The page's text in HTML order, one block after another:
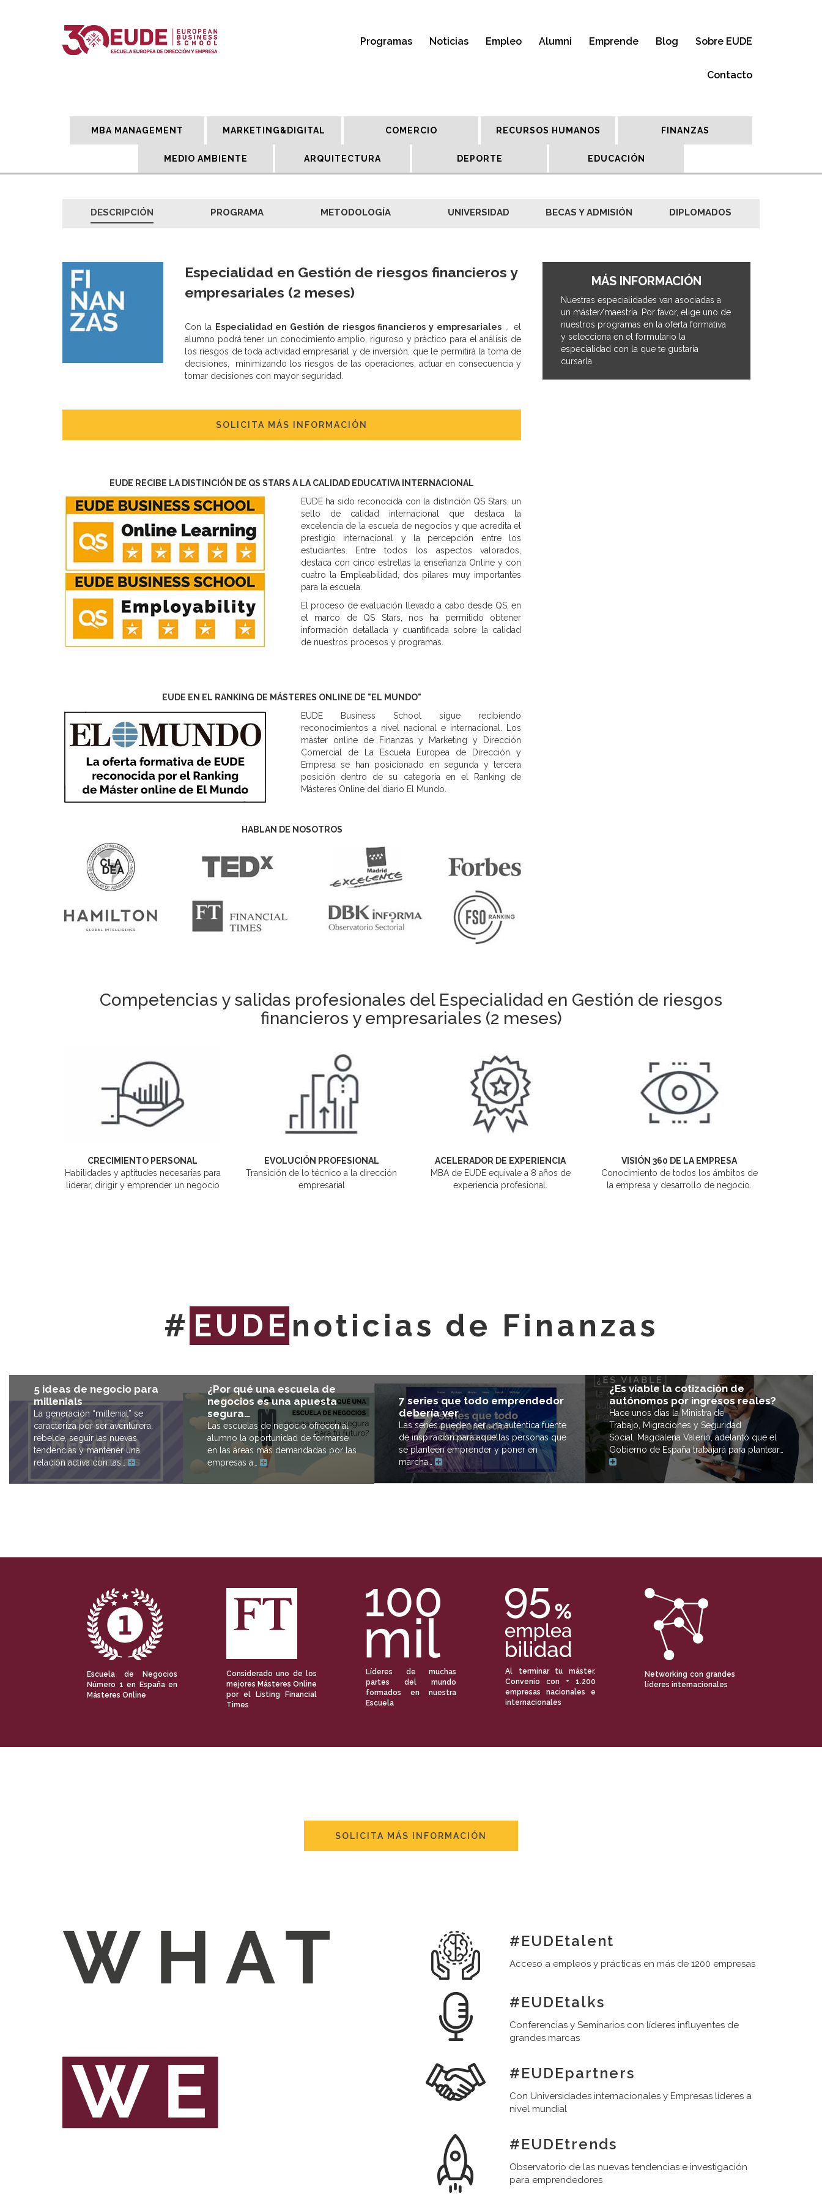
Programas Noticias Empleo Alumni Emprende Blog Sobre EUDE
Contacto
MBA MANAGEMENT MARKETING&DIGITAL COMERCIO RECURSOS HUMANOS FINANZAS
MEDIO AMBIENTE ARQUITECTURA DEPORTE EDUCACIÓN
DESCRIPCIÓN PROGRAMA METODOLOGÍA UNIVERSIDAD BECAS Y ADMISIÓN DIPLOMADOS
Especialidad en Gestión de riesgos financieros y
empresariales (2 meses)
Con la Especialidad en Gestión de riesgos financieros y empresariales, el
alumno podrá tener un conocimiento amplio, riguroso y práctico para el análisis de
los riesgos de toda actividad empresarial y de inversión, que le permitirá la toma de
decisiones, minimizando los riesgos de las operaciones, actuar en consecuencia y
tomar decisiones con mayor seguridad.
SOLICITA MÁS INFORMACIÓN
EUDE RECIBE LA DISTINCIÓN DE QS STARS A LA CALIDAD EDUCATIVA INTERNACIONAL
EUDE ha sido reconocida con la distinción QS Stars, un
sello de calidad internacional que destaca la
excelencia de la escuela de negocios y que acredita el
prestigio internacional y la percepción entre los
estudiantes. Entre todos los aspectos valorados,
destaca con cinco estrellas la enseñanza Online y con
cuatro la Empleabilidad, dos pilares muy importantes
para la escuela.
El proceso de evaluación llevado a cabo desde QS, en
el marco de QS Stars, nos ha permitido obtener
información detallada y cuantificada sobre la calidad
de nuestros procesos y programas.
EUDE EN EL RANKING DE MÁSTERES ONLINE DE "EL MUNDO"
EUDE Business School sigue recibiendo
reconocimientos a nivel nacional e internacional. Los
máster online de Finanzas y Marketing y Dirección
Comercial de La Escuela Europea de Dirección y
Empresa se han posicionado en segunda y tercera
posición dentro de su categoría en el Ranking de
Másteres Online del diario El Mundo.
HABLAN DE NOSOTROS
MÁS INFORMACIÓN
Nuestras especialidades van asociadas a
un máster/maestría. Por favor, elige uno de
nuestros programas en la oferta formativa
y selecciona en el formulario la
especialidad con la que te gustaría
cursarla.
Competencias y salidas profesionales del Especialidad en Gestión de riesgos
financieros y empresariales (2 meses)
CRECIMIENTO PERSONAL
Habilidades y aptitudes necesarias para
liderar, dirigir y emprender un negocio
EVOLUCIÓN PROFESIONAL
Transición de lo técnico a la dirección
empresarial
ACELERADOR DE EXPERIENCIA
MBA de EUDE equivale a 8 años de
experiencia profesional.
VISIÓN 360 DE LA EMPRESA
Conocimiento de todos los ámbitos de
la empresa y desarrollo de negocio.
# EUDE noticias de Finanzas
5 ideas de negocio para
millenials
La generación “millenial” se
caracteriza por ser aventurera,
rebelde, seguir las nuevas
tendencias y mantener una
relación activa con las…
¿Por qué una escuela de
negocios es una apuesta
segura…
Las escuelas de negocio ofrecen al
alumno la oportunidad de formarse
en las áreas más demandadas por las
empresas a…
7 series que todo emprendedor
debería ver
Las series pueden ser una auténtica fuente
de inspiración para aquellas personas que
se planteen emprender y poner en
marcha…
¿Es viable la cotización de
autónomos por ingresos reales?
Hace unos días la Ministra de
Trabajo, Migraciones y Seguridad
Social, Magdalena Valerio, adelantó que el
Gobierno de España trabajará para plantear…
Escuela de Negocios
Número 1 en España en
Másteres Online
Considerado uno de los
mejores Másteres Online
por el Listing Financial
Times
Líderes de muchas
partes del mundo
formados en nuestra
Escuela
Al terminar tu máster.
Convenio con + 1.200
empresas nacionales e
internacionales
Networking con grandes
líderes internacionales
SOLICITA MÁS INFORMACIÓN
#EUDEtalent
Acceso a empleos y prácticas en más de 1200 empresas
#EUDEtalks
Conferencias y Seminarios con líderes influyentes de
grandes marcas
#EUDEpartners
Con Universidades internacionales y Empresas líderes a
nivel mundial
#EUDEtrends
Observatorio de las nuevas tendencias e investigación
para emprendedores